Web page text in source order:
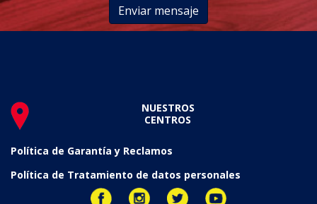
Enviar mensaje
NUESTROS
CENTROS
Política de Garantía y Reclamos
Política de Tratamiento de datos personales